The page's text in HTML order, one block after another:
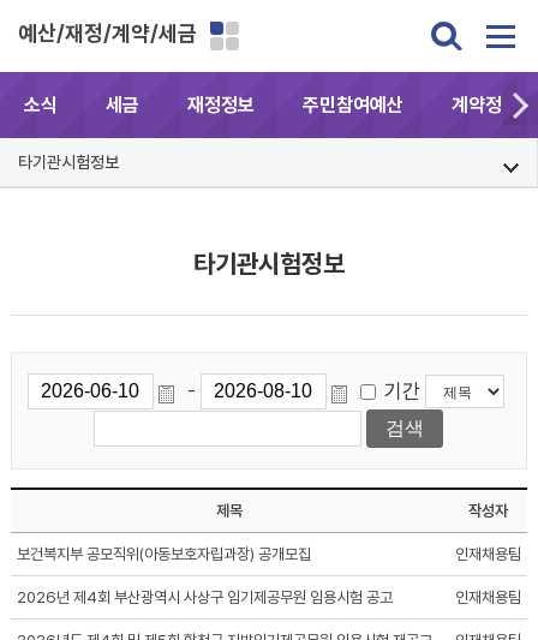
예산/재정/계약/세금
소식 세금 재정정보 주민참여예산 계약정보
타기관시험정보
타기관시험정보
- 기간
제목 작성자
보건복지부 공모직위(아동보호자립과장) 공개모집 인재채용팀
2026년 제4회 부산광역시 사상구 임기제공무원 임용시험 공고 인재채용팀